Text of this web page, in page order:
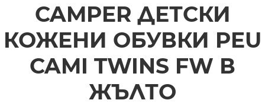
CAMPER ДЕТСКИ
КОЖЕНИ ОБУВКИ PEU
CAMI TWINS FW В
ЖЪЛТО